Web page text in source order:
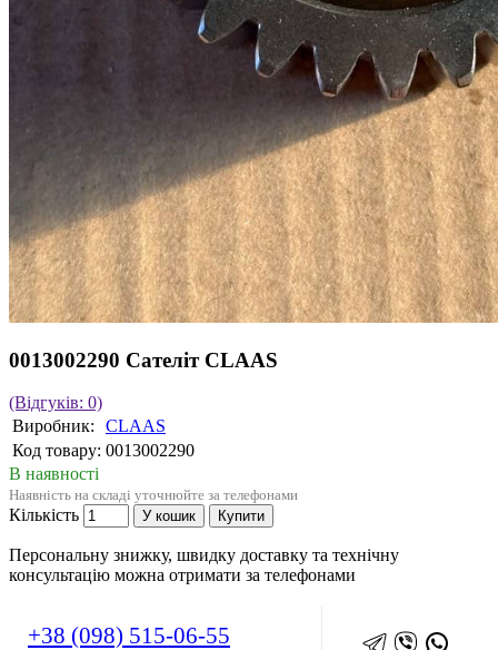
0013002290 Сателіт CLAAS
(Відгуків: 0)
Виробник:
CLAAS
Код товару: 0013002290
В наявності
Наявність на складі уточнюйте за телефонами
Кількість У кошик Купити
Персональну знижку, швидку доставку та технічну
консультацію можна отримати за телефонами
+38 (098) 515-06-55